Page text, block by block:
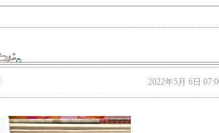
2022年5月 6日